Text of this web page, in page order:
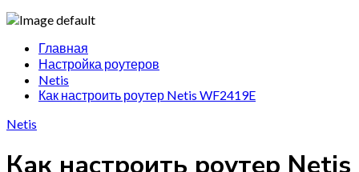
Главная
Настройка роутеров
Netis
Как настроить роутер Netis WF2419E
Netis